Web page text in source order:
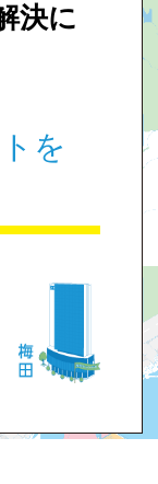
決に
を